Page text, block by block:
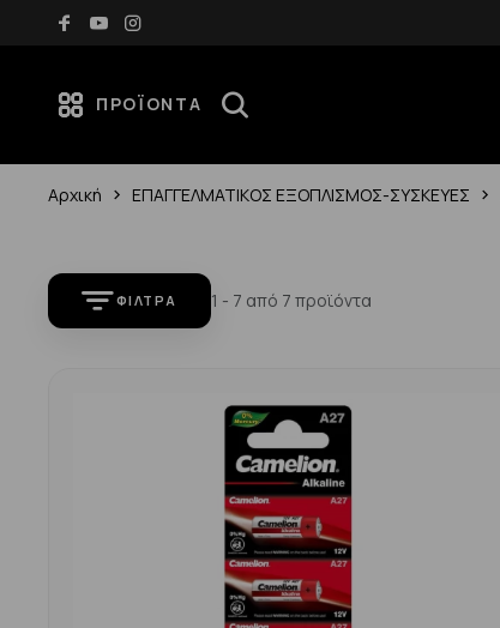
των 70€
ΠΡΟΪΌΝΤΑ
Αρχική ΕΠΑΓΓΕΛΜΑΤΙΚΟΣ ΕΞΟΠΛΙΣΜΟΣ-ΣΥΣΚΕΥΕΣ
ΦΊΛΤΡΑ 1 - 7 από 7 προϊόντα